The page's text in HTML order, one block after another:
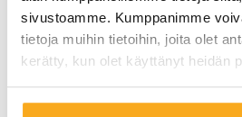
sivustoamme. Kumppanimme
tietoja muihin tietoihin, joita olet
kerätty, kun olet käyttänyt heidän